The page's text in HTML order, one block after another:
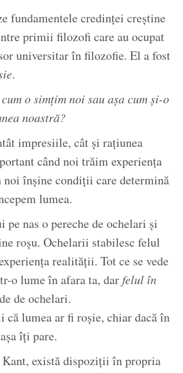
fundamentele credinței creștine
primii filozofi care au ocupat
universitar în filozofie. El a fost
.
o simțim noi sau așa cum și-o
noastră?
impresiile, cât și rațiunea
când noi trăim experiența
înșine condiții care determină
lumea.
nas o pereche de ochelari și
roșu. Ochelarii stabilesc felul
realității. Tot ce se vede
o lume în afara ta, darfelul în
de ochelari.
că lumea ar fi roșie, chiar dacă în
îți pare.
Kant, există dispoziții în propria